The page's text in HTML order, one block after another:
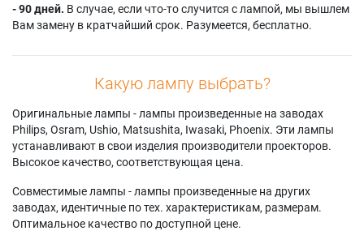
- 90 дней. В случае, если что-то случится с лампой, мы вышлем
Вам замену в кратчайший срок. Разумеется, бесплатно.
Какую лампу выбрать?
Оригинальные лампы - лампы произведенные на заводах
Philips, Osram, Ushio, Matsushita, Iwasaki, Phoenix. Эти лампы
устанавливают в свои изделия производители проекторов.
Высокое качество, соответствующая цена.
Совместимые лампы - лампы произведенные на других
заводах, идентичные по тех. характеристикам, размерам.
Оптимальное качество по доступной цене.